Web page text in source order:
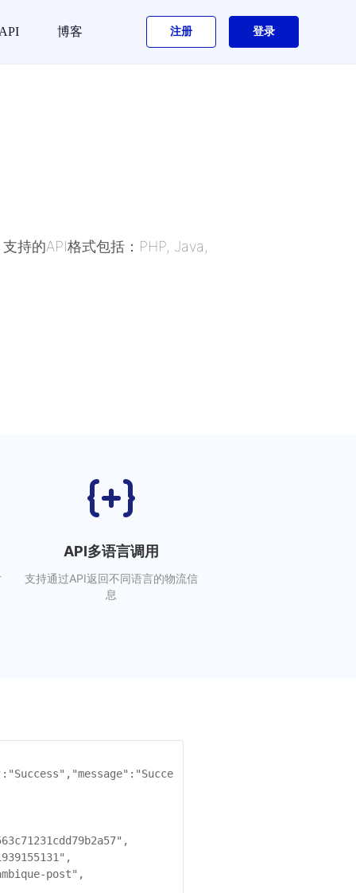
博客 注册 登录
持的API格式包括：PHP, Java,
API多语言调用
支持通过API返回不同语言的物流信
息